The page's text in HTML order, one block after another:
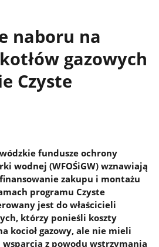
naboru na
gazowych
Czyste
fundusze ochrony
wodnej (WFOŚiGW) wznawiają
zakupu i montażu
programu Czyste
jest do właścicieli
którzy ponieśli koszty
kocioł gazowy, ale nie mieli
z powodu wstrzymania